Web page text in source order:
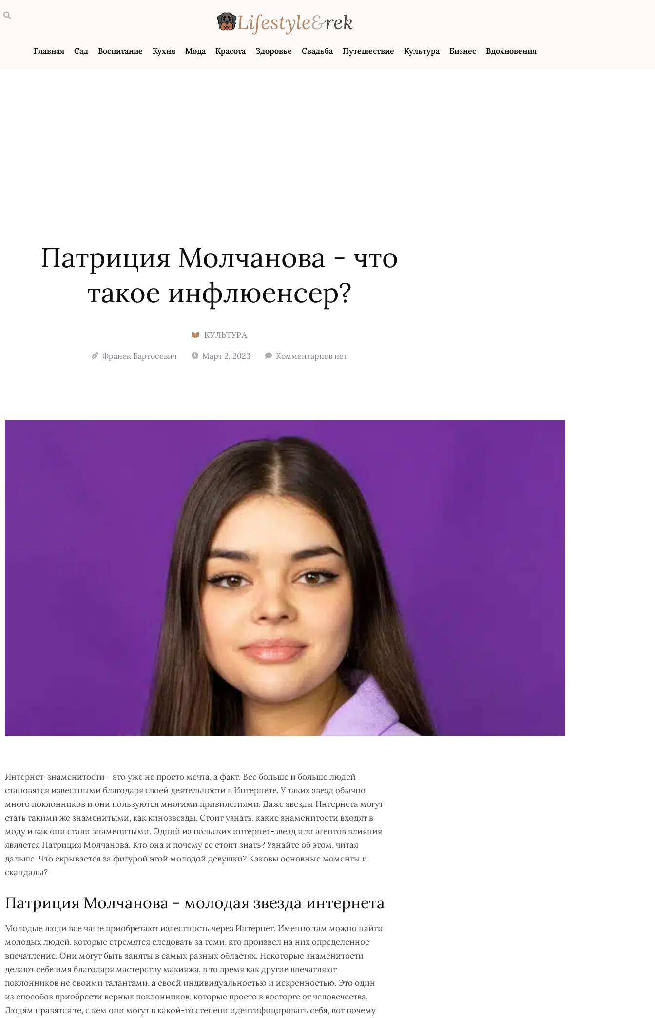
Главная Сад Воспитание Кухня Мода Красота Здоровье Свадьба Путешествие Культура Бизнес Вдохновения
Патриция Молчанова - что
такое инфлюенсер?
КУЛЬТУРА
Франек Бартосевич Март 2, 2023 Комментариев нет
Интернет-знаменитости - это уже не просто мечта, а факт. Все больше и больше людей
становятся известными благодаря своей деятельности в Интернете. У таких звезд обычно
много поклонников и они пользуются многими привилегиями. Даже звезды Интернета могут
стать такими же знаменитыми, как кинозвезды. Стоит узнать, какие знаменитости входят в
моду и как они стали знаменитыми. Одной из польских интернет-звезд или агентов влияния
является Патриция Молчанова. Кто она и почему ее стоит знать? Узнайте об этом, читая
дальше. Что скрывается за фигурой этой молодой девушки? Каковы основные моменты и
скандалы?
Патриция Молчанова - молодая звезда интернета
Молодые люди все чаще приобретают известность через Интернет. Именно там можно найти
молодых людей, которые стремятся следовать за теми, кто произвел на них определенное
впечатление. Они могут быть заняты в самых разных областях. Некоторые знаменитости
делают себе имя благодаря мастерству макияжа, в то время как другие впечатляют
поклонников не своими талантами, а своей индивидуальностью и искренностью. Это один
из способов приобрести верных поклонников, которые просто в восторге от человечества.
Людям нравятся те, с кем они могут в какой-то степени идентифицировать себя, вот почему